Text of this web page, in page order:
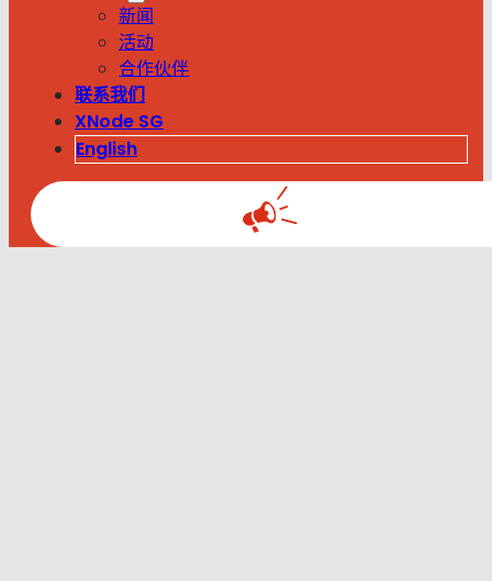
新闻
活动
合作伙伴
联系我们
XNode SG
English